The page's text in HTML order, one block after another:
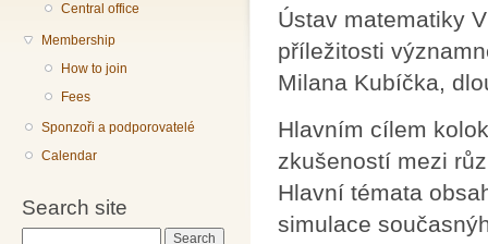
Central office
Membership
How to join
Fees
Sponzoři a podporovatelé
Calendar
Search site
Ústav matematiky
příležitosti
Milana Kubíčka,
Hlavním cílem
zkušeností mezi
Hlavní témata
simulace